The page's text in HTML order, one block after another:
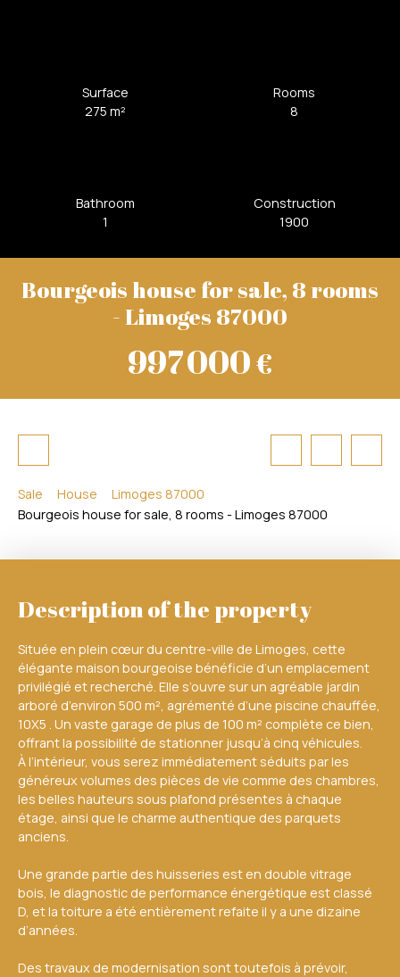
Surface
275m²
Rooms
8
Bathroom
1
Construction
1900
Bourgeois house for sale, 8 rooms
- Limoges 87000
997 000€
Sale House
Limoges 87000
Bourgeois house for sale, 8 rooms - Limoges 87000
Description of the property
Située en plein cœur du centre-ville de Limoges, cette
élégante maison bourgeoise bénéficie d’un emplacement
privilégié et recherché. Elle s’ouvre sur un agréable jardin
arboré d’environ 500 m², agrémenté d’une piscine chauffée,
10X5 . Un vaste garage de plus de 100 m² complète ce bien,
offrant la possibilité de stationner jusqu’à cinq véhicules.
À l’intérieur, vous serez immédiatement séduits par les
généreux volumes des pièces de vie comme des chambres,
les belles hauteurs sous plafond présentes à chaque
étage, ainsi que le charme authentique des parquets
anciens.
Une grande partie des huisseries est en double vitrage
bois, le diagnostic de performance énergétique est classé
D, et la toiture a été entièrement refaite il y a une dizaine
d’années.
Des travaux de modernisation sont toutefois à prévoir,